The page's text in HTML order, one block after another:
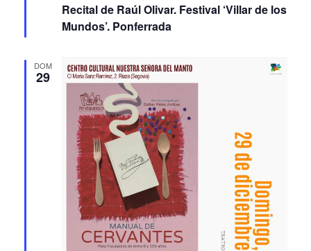
Recital de Raúl Olivar. Festival ‘Villar de los
Mundos’. Ponferrada
DOM
29